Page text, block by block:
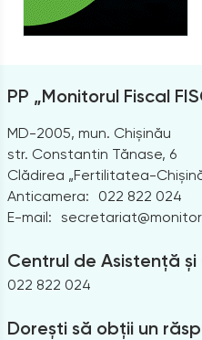
PP „Monitorul Fiscal
MD-2005, mun. Chișinău
str. Constantin Tănase, 6
Clădirea „Fertilitatea-
Anticamera:
022 822 024
E-mail:
Centrul de Asistență
022 822 024
Dorești să obții un